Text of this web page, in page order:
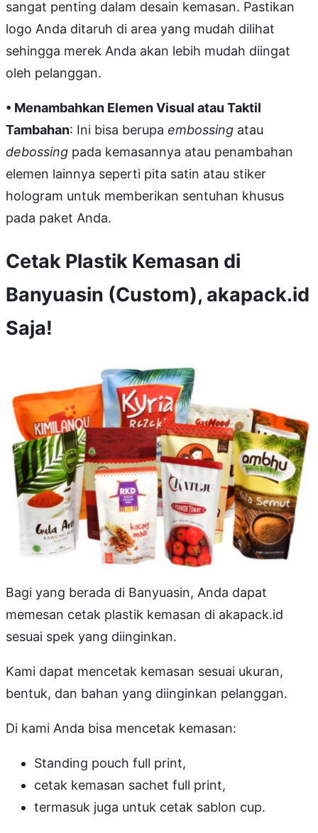
sangat penting dalam desain kemasan. Pastikan
logo Anda ditaruh di area yang mudah dilihat
sehingga merek Anda akan lebih mudah diingat
oleh pelanggan.
• Menambahkan Elemen Visual atau Taktil
Tambahan: Ini bisa berupa embossing atau
debossing pada kemasannya atau penambahan
elemen lainnya seperti pita satin atau stiker
hologram untuk memberikan sentuhan khusus
pada paket Anda.
Cetak Plastik Kemasan di
Banyuasin (Custom), akapack.id
Saja!
Bagi yang berada di Banyuasin, Anda dapat
memesan cetak plastik kemasan di akapack.id
sesuai spek yang diinginkan.
Kami dapat mencetak kemasan sesuai ukuran,
bentuk, dan bahan yang diinginkan pelanggan.
Di kami Anda bisa mencetak kemasan:
Standing pouch full print,
cetak kemasan sachet full print,
termasuk juga untuk cetak sablon cup.